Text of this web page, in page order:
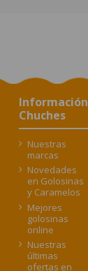
Información
Chuches
Nuestras
marcas
Novedades
en Golosinas
y Caramelos
Mejores
golosinas
online
Nuestras
últimas
ofertas en